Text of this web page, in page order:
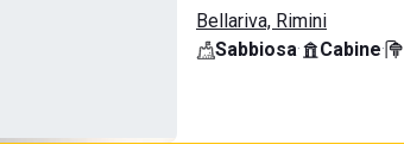
Bellariva, Rimini
Sabbiosa· Cabine·